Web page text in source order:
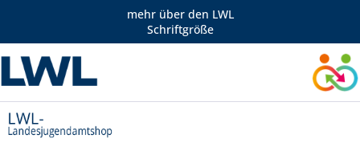
mehr über den LWL
Schriftgröße